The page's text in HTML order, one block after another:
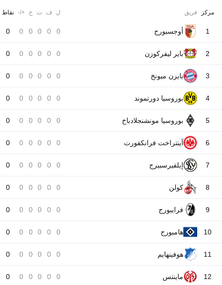
مركز فريق ل ف ت خ +/- نقاط
1 أوجسبورج 0
0
0
0
0
0
2 باير ليفركوزن 0
0
0
0
0
0
3 بايرن ميونخ 0
0
0
0
0
0
4 بوروسيا دورتموند 0
0
0
0
0
0
5 بوروسيا مونشنجلادباخ 0
0
0
0
0
0
6 آينتراخت فرانكفورت 0
0
0
0
0
0
7 إيلفيرسبيرج 0
0
0
0
0
0
8 كولن 0
0
0
0
0
0
9 فرايبورج 0
0
0
0
0
0
10 هامبورج 0
0
0
0
0
0
11 هوفينهايم 0
0
0
0
0
0
12 ماينتس 0
0
0
0
0
0